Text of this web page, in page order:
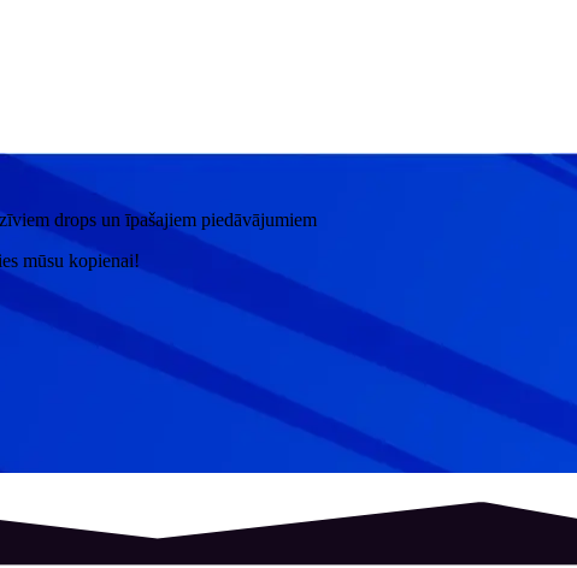
drops un īpašajiem piedāvājumiem
mūsu kopienai!